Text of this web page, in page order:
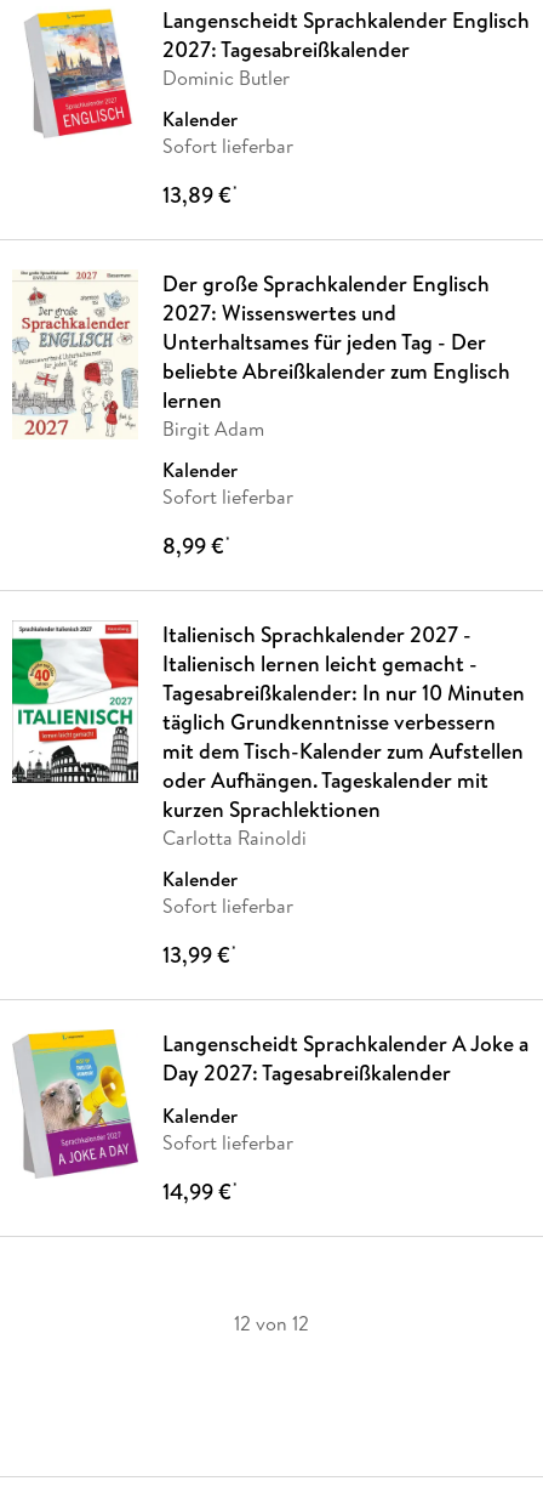
Langenscheidt Sprachkalender Englisch
2027: Tagesabreißkalender
Dominic Butler
Kalender
Sofort lieferbar
13,89 €*
Der große Sprachkalender Englisch
2027: Wissenswertes und
Unterhaltsames für jeden Tag - Der
beliebte Abreißkalender zum Englisch
lernen
Birgit Adam
Kalender
Sofort lieferbar
8,99 €*
Italienisch Sprachkalender 2027 -
Italienisch lernen leicht gemacht -
Tagesabreißkalender: In nur 10 Minuten
täglich Grundkenntnisse verbessern
mit dem Tisch-Kalender zum Aufstellen
oder Aufhängen. Tageskalender mit
kurzen Sprachlektionen
Carlotta Rainoldi
Kalender
Sofort lieferbar
13,99 €*
Langenscheidt Sprachkalender A Joke a
Day 2027: Tagesabreißkalender
Kalender
Sofort lieferbar
14,99 €*
12 von 12